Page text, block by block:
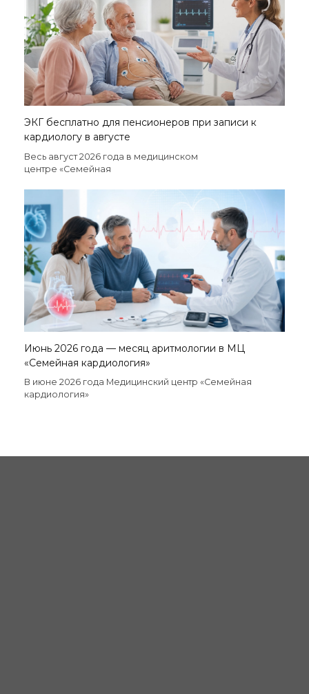
ЭКГ бесплатно для пенсионеров при записи к
кардиологу в августе
Весь август 2026 года в медицинском
центре «Семейная
Июнь 2026 года — месяц аритмологии в МЦ
«Семейная кардиология»
В июне 2026 года Медицинский центр «Семейная
кардиология»